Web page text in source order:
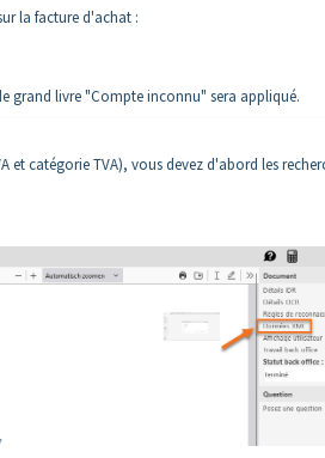
la facture d'achat :
grand livre "Compte inconnu" sera appliqué.
catégorie TVA), vous devez d'abord les